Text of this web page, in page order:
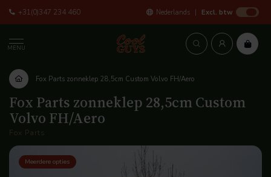
+31(0)347 234 460 Nederlands Excl. btw
MENU
Fox Parts zonneklep 28,5cm Custom Volvo FH/Aero
Fox Parts zonneklep 28,5cm Custom
Volvo FH/Aero
Fox Parts
Meerdere opties